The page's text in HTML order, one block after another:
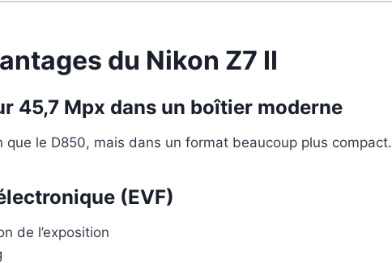
du Nikon Z7 II
45,7 Mpx dans un boîtier moderne
que le D850, mais dans un format beaucoup plus compact.
(EVF)
de l’exposition